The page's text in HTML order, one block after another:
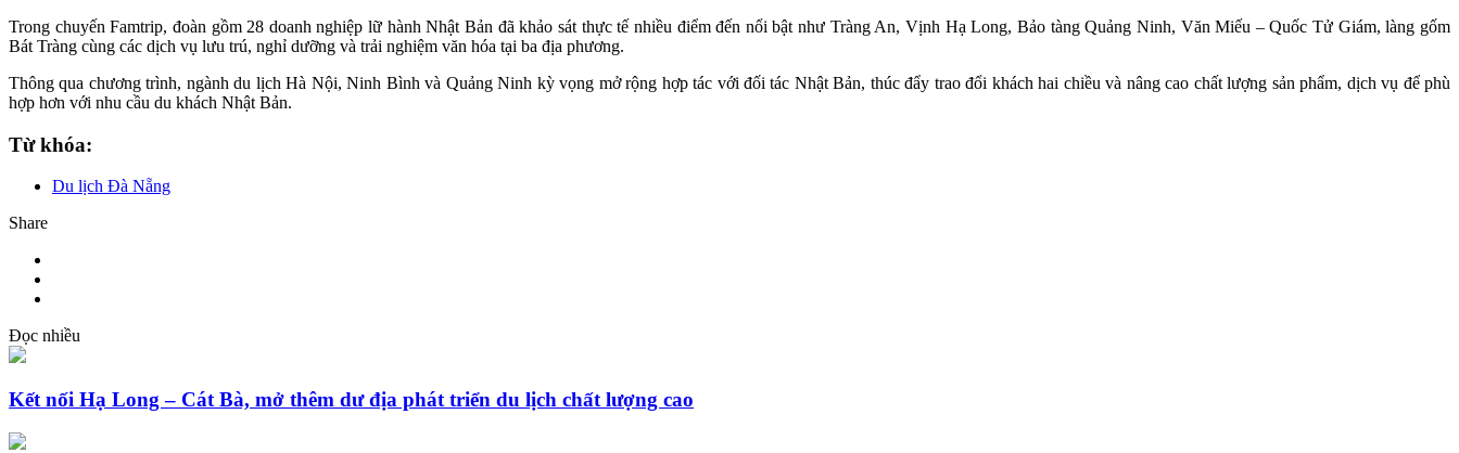
Trong chuyến Famtrip, đoàn gồm 28 doanh nghiệp lữ hành Nhật Bản đã khảo sát thực tế nhiều điểm đến nổi bật như Tràng An, Vịnh Hạ Long, Bảo tàng Quảng Ninh, Văn Miếu – Quốc Tử Giám, làng gốm
Bát Tràng cùng các dịch vụ lưu trú, nghỉ dưỡng và trải nghiệm văn hóa tại ba địa phương.
Thông qua chương trình, ngành du lịch Hà Nội, Ninh Bình và Quảng Ninh kỳ vọng mở rộng hợp tác với đối tác Nhật Bản, thúc đẩy trao đổi khách hai chiều và nâng cao chất lượng sản phẩm, dịch vụ để phù
hợp hơn với nhu cầu du khách Nhật Bản.
Từ khóa:
Du lịch Đà Nẵng
Share
Đọc nhiều
Kết nối Hạ Long – Cát Bà, mở thêm dư địa phát triển du lịch chất lượng cao